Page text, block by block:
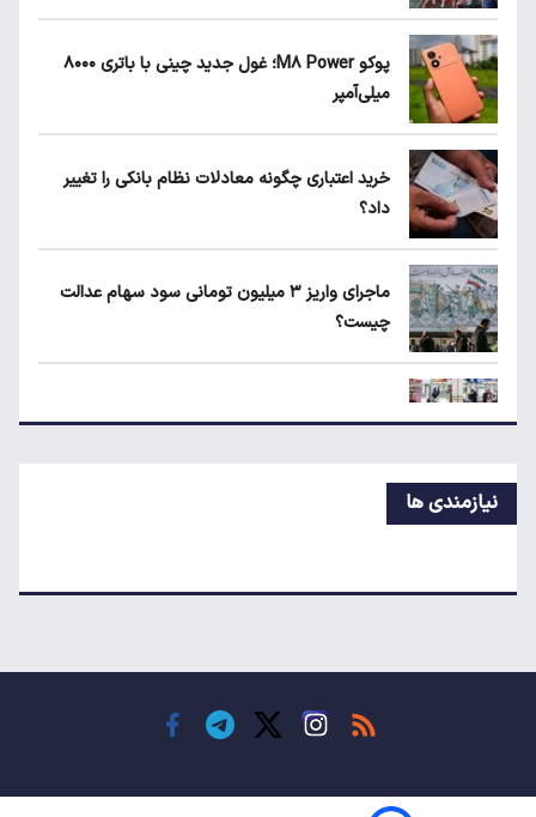
محاصره ریال/ کیوسک امروز دوشنبه ۱۲ مرداد
زمان شارژ کالابرگ با رقم آخر کد ملی صفر تا ۲
زمانبندی‌ شارژ کالابرگ الکترونیکی تغییر کرد
پوکو M۸ Power؛ غول جدید چینی با باتری ۸۰۰۰
میلی‌آمپر
خرید اعتباری چگونه معادلات نظام بانکی را تغییر
داد؟
ماجرای واریز ۳ میلیون تومانی سود سهام عدالت
چیست؟
زمانبندی‌ شارژ کالابرگ الکترونیکی تغییر کرد
نیازمندی ها